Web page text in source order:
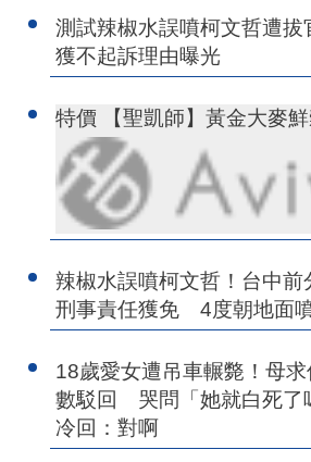
測試辣椒水誤噴柯文哲遭
獲不起訴理由曝光
特價 【聖凱師】黃金大麥
辣椒水誤噴柯文哲！台中前
刑事責任獲免 4度朝地面
18歲愛女遭吊車輾斃！母
數駁回 哭問「她就白死了
冷回：對啊